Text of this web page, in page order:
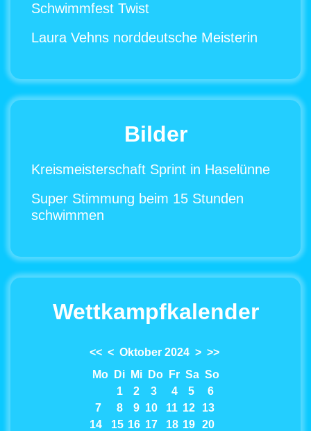
Schwimmfest Twist
Laura Vehns norddeutsche Meisterin
Bilder
Kreismeisterschaft Sprint in Haselünne
Super Stimmung beim 15 Stunden
schwimmen
Wettkampfkalender
<< < Oktober 2024 > >>
Mo
Di Mi Do Fr Sa So
1
2 3 4 5
6
7
8 9 10 11 12
13
14
15 16 17 18 19
20